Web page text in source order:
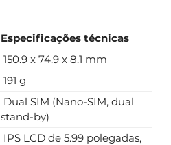
Especificações técnicas
150.9 x 74.9 x 8.1 mm
191 g
Dual SIM (Nano-SIM, dual
stand-by)
IPS LCD de 5.99 polegadas,